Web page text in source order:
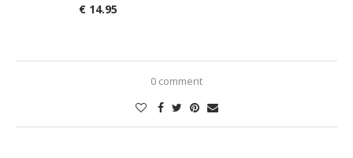
€ 14.95
0 comment